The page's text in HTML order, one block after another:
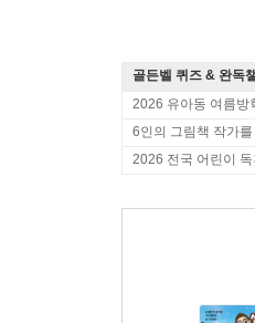
골든벨 퀴즈 & 완독
2026 유아동 여름방
6인의 그림책 작가
2026 전국 어린이 독